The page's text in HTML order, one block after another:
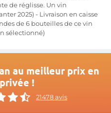
de réglisse. Un vin
2025) - Livraison en caisse
de 6 bouteilles de ce vin
sélectionné)
au meilleur prix en
!
21478 avis